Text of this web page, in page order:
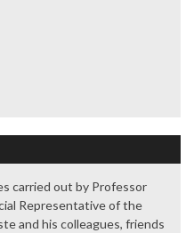
carried out by Professor
Representative of the
and his colleagues, friends